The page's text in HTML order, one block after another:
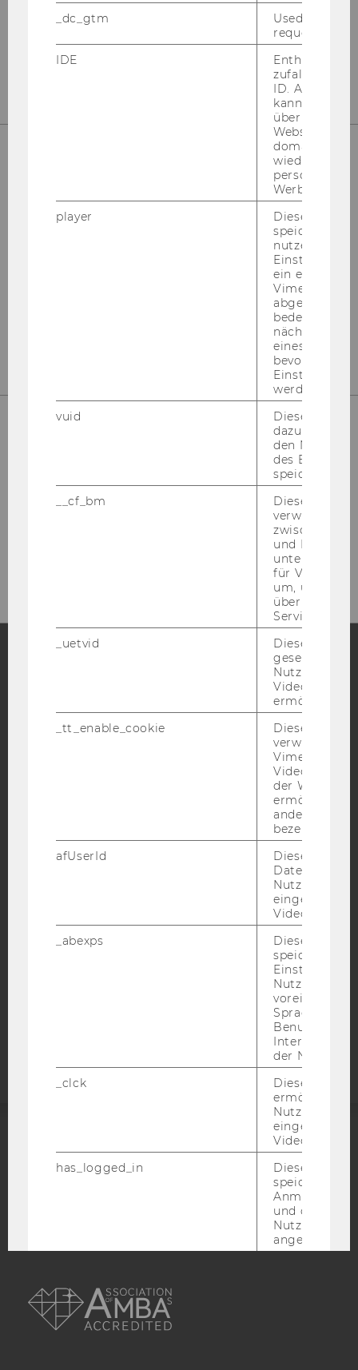
Wien
E-Mail:
UNSERE SOCIAL MEDIA KANÄLE
Bitte klicken Sie hier um sich für
Blog
Bluesky
IMPRESSUM
BARRIEREFREIHEITSERKLÄRUNG WEBSEITE
DATENSCHUTZERKLÄRUNG SOCIAL MEDIA
DATENSCHUTZERKLÄRUNG
STUDIENBEWERBER*INNEN UND STUDIERENDE
Barrierefreiheitserklärung
ACCREDITED BY:
_dc_gtm
Used to
request rate.
IDE
Enthält eine
ID. Anhand
kann Google
über
Websites
Werbung
player
Dieses Cookie
speichert
ein
Vimeo-Video
abgespielt
bedeutet,
nächsten
eines Vimeo-
bevorzugten
werden.
vuid
Dieser
dazu
den
des
speichern.
__cf_bm
Dieses
verwendet,
zwischen
und Bots zu
für Vimeo
um, um
über die
Service zu
_uetvid
Dieses
gesetzt, um
Nutzung des
Videoplayers
ermöglichen
_tt_enable_cookie
Dieses
verwendet,
Vimeo-
der WU-
ermöglichen
andere nicht
bezeichnete
afUserId
Dieses
Daten von
Videos
_abexps
Dieses Cookie
speichert
Nutzer*in, zB.
Sprache,
der Nutzer*in
_clck
Dieses Cookie
ermöglicht
Nutzung des
Video Players
has_logged_in
Dieses Cookie
speichert
und ob sich
Nutzer*in
angemeldet